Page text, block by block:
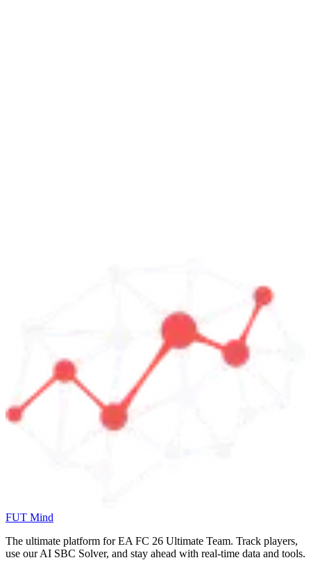
FUT Mind
The ultimate platform for EA FC 26 Ultimate Team. Track players,
use our AI SBC Solver, and stay ahead with real-time data and tools.